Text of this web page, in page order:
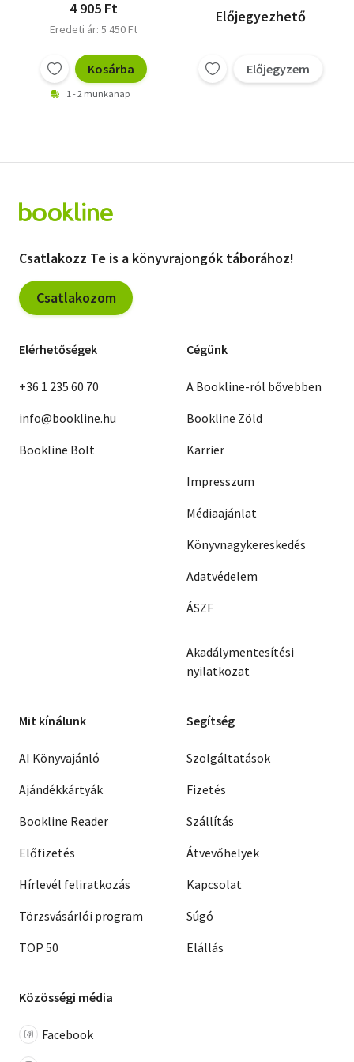
4 905 Ft
Eredeti ár: 5 450 Ft
Kosárba
1 - 2 munkanap
Előjegyezhető
Előjegyzem
Csatlakozz Te is a könyvrajongók táborához!
Csatlakozom
Elérhetőségek
+36 1 235 60 70
info@bookline.hu
Bookline Bolt
Cégünk
A Bookline-ról bővebben
Bookline Zöld
Karrier
Impresszum
Médiaajánlat
Könyvnagykereskedés
Adatvédelem
ÁSZF
Akadálymentesítési
nyilatkozat
Mit kínálunk
AI Könyvajánló
Ajándékkártyák
Bookline Reader
Előfizetés
Hírlevél feliratkozás
Törzsvásárlói program
TOP 50
Segítség
Szolgáltatások
Fizetés
Szállítás
Átvevőhelyek
Kapcsolat
Súgó
Elállás
Közösségi média
Facebook